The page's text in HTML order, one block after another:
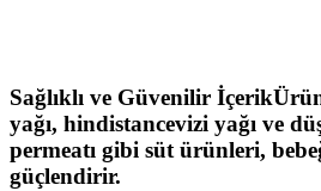
Sağlıklı ve Güvenilir
yağı, hindistancevizi yağı ve
permeatı gibi süt ürünleri,
güçlendirir.